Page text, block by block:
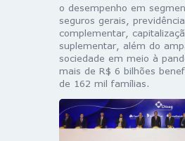
o desempenho em
seguros gerais, previdência
complementar,
suplementar, além do
sociedade em meio à
mais de R$ 6 bilhões
de 162 mil famílias.